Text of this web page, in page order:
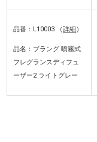
品番：L10003 （詳細 ）
品名：ブラング 噴霧式
フレグランスディフュ
ーザー2 ライトグレー